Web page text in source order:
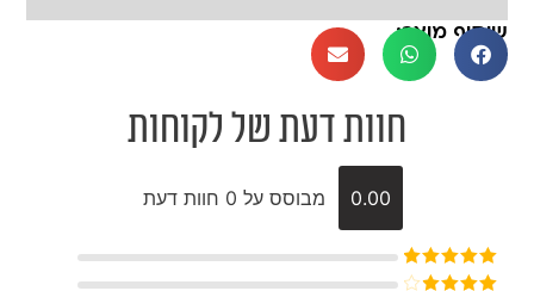
שיתוף מוצר:
חוות דעת של לקוחות
0.00 מבוסס על 0 חוות דעת
דורג5מתוך